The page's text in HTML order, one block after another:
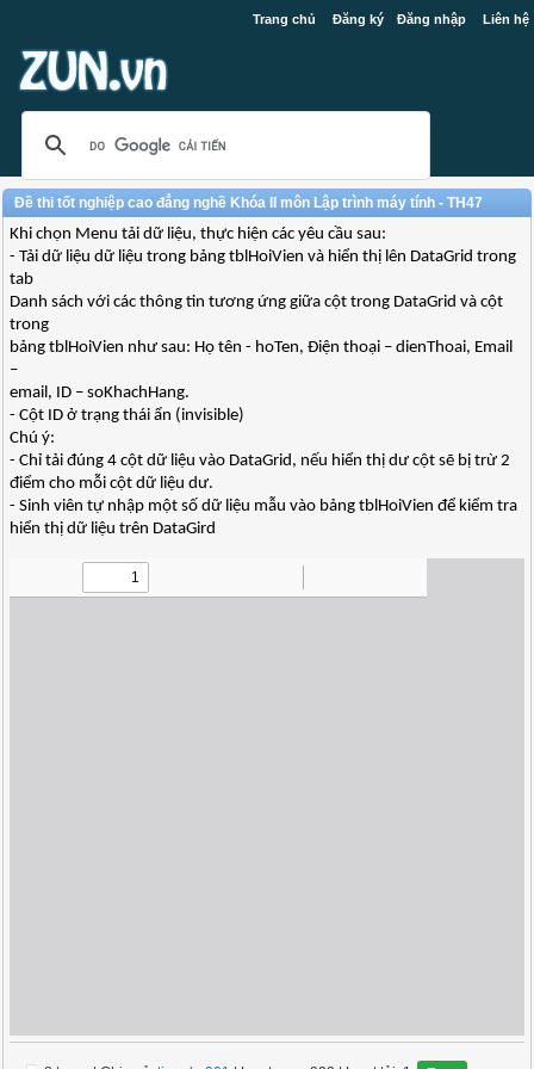
Trang chủ Đăng ký Đăng nhập Liên hệ
Đề thi tốt nghiệp cao đẳng nghề Khóa II môn Lập trình máy tính - TH47
Khi chọn Menu tải dữ liệu, thực hiện các yêu cầu sau:
- Tải dữ liệu dữ liệu trong bảng tblHoiVien và hiển thị lên DataGrid trong
tab
Danh sách với các thông tin tương ứng giữa cột trong DataGrid và cột
trong
bảng tblHoiVien như sau: Họ tên - hoTen, Điện thoại – dienThoai, Email
–
email, ID – soKhachHang.
- Cột ID ở trạng thái ẩn (invisible)
Chú ý:
- Chỉ tải đúng 4 cột dữ liệu vào DataGrid, nếu hiển thị dư cột sẽ bị trừ 2
điểm cho mỗi cột dữ liệu dư.
- Sinh viên tự nhập một số dữ liệu mẫu vào bảng tblHoiVien để kiểm tra
hiển thị dữ liệu trên DataGird